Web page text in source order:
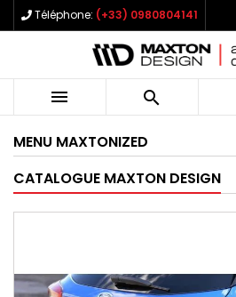
Téléphone: (+33) 0980804141
 
MENU MAXTONIZED
CATALOGUE MAXTON DESIGN